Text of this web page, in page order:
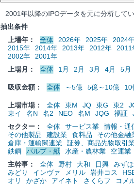
2001年以降のIPOデータを元に分析してい
抽出条件
上場年：
全体 2026年 2025年 2024
2015年
2014年 2013年 2012年 2011
2002年
2001年
上場月：
全体 1月 2月 3月 4月 5月
吸収金額： 全体 ～5億 5億～10億 10
上場市場： 全体 東M JQ 東G 東2
東イ
名N 名2 NEO 名M JQG 福証
セクター：
全体 サービス業 情報・通
その他製品
建設業 食料品 その他金融
倉庫・運輸関連業
証券、商品先物取引
鉄鋼
パルプ・紙 水産・農林業 空運業
主幹事：
全体 野村 大和 日興 みずほ
みどり
インヴァ メリル 岩井コス
オリ
かざか アイネト さくらフ コメ